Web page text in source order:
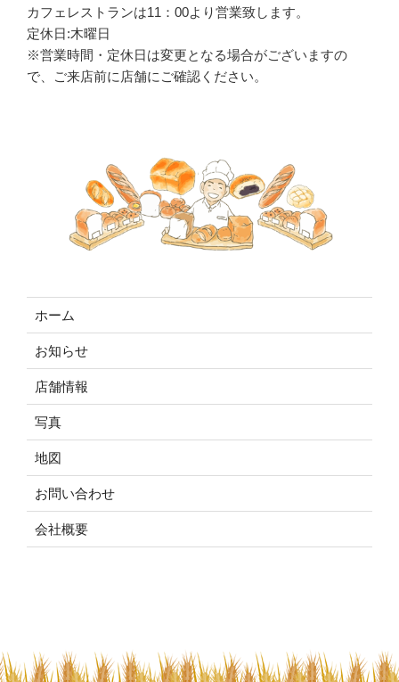
カフェレストランは11 ： 00より営業致します。
定休日:木曜日
※営業時間・定休日は変更となる場合がございますの
で、ご来店前に店舗にご確認ください。
ホーム
お知らせ
店舗情報
写真
地図
お問い合わせ
会社概要